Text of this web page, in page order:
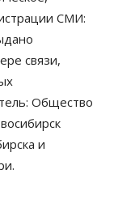
предлагают
в
СМИ:
связи,
Общество
и